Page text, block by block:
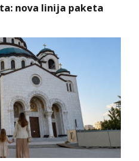
nova linija paketa